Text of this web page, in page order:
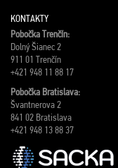
KONTAKTY
Pobočka Trenčín:
Dolný Šianec 2
911 01 Trenčín
+421 948 11 88 17
Pobočka Bratislava:
Švantnerova 2
841 02 Bratislava
+421 948 13 88 37